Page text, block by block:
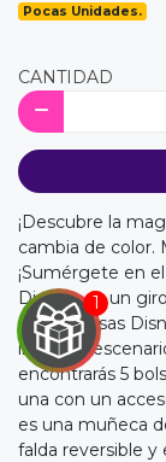
Pocas Unidades.
CANTIDAD
¡Descubre la
cambia de color.
¡Sumérgete en
Disney, da un
las Princesas
increíble
encontrarás 5
una con un
es una muñeca
falda reversible y